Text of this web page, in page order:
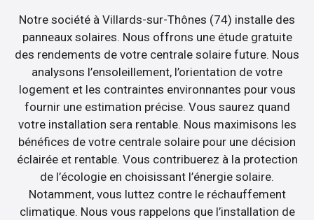
Notre société à Villards-sur-Thônes (74) installe des
panneaux solaires. Nous offrons une étude gratuite
des rendements de votre centrale solaire future. Nous
analysons l’ensoleillement, l’orientation de votre
logement et les contraintes environnantes pour vous
fournir une estimation précise. Vous saurez quand
votre installation sera rentable. Nous maximisons les
bénéfices de votre centrale solaire pour une décision
éclairée et rentable. Vous contribuerez à la protection
de l’écologie en choisissant l’énergie solaire.
Notamment, vous luttez contre le réchauffement
climatique. Nous vous rappelons que l’installation de